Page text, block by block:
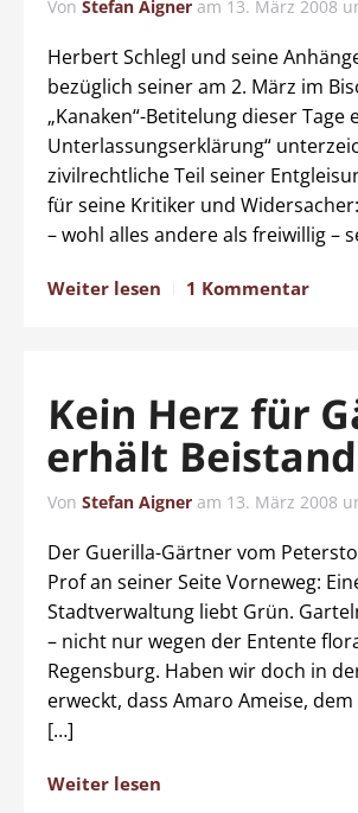
Von Stefan Aigner am 13. März 2008
Herbert Schlegl und seine
bezüglich seiner am 2. März im
„Kanaken“-Betitelung dieser
Unterlassungserklärung“
zivilrechtliche Teil seiner
für seine Kritiker und
– wohl alles andere als freiwillig –
Weiter lesen 1 Kommentar
Kein Herz für
erhält Beistand
Von Stefan Aigner am 13. März 2008
Der Guerilla-Gärtner vom
Prof an seiner Seite Vorneweg:
Stadtverwaltung liebt Grün.
– nicht nur wegen der Entente
Regensburg. Haben wir doch in
erweckt, dass Amaro Ameise,
[…]
Weiter lesen